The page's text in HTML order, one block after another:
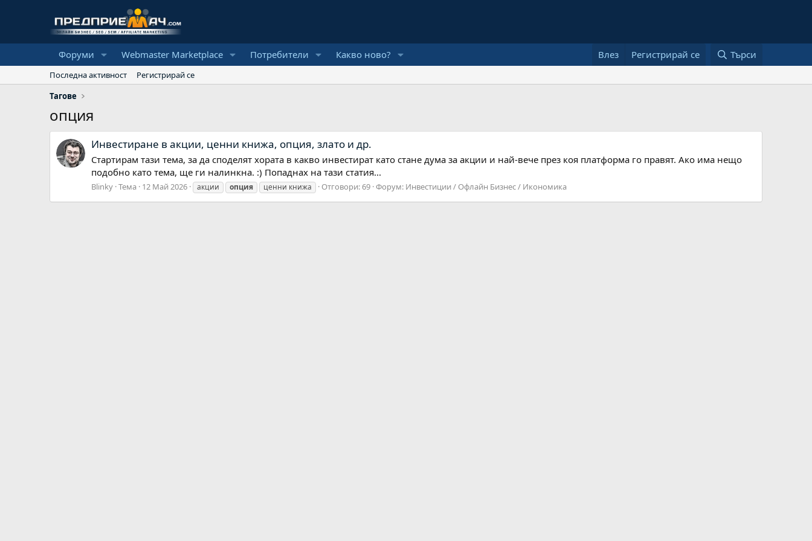
Форуми Webmaster Marketplace Потребители Какво ново? Влез Регистрирай се Търси
Последна активност
Регистрирай се
Тагове
опция
Инвестиране в акции, ценни книжа, опция, злато и др.
Стартирам тази тема, за да споделят хората в какво инвестират като стане дума за акции и най-вече през коя платформа го правят. Ако има нещо
подобно като тема, ще ги налинкна. :) Попаднах на тази статия...
Blinky Тема 12 Май 2026 акции опция ценни книжа Отговори: 69 Форум: Инвестиции / Офлайн Бизнес / Икономика